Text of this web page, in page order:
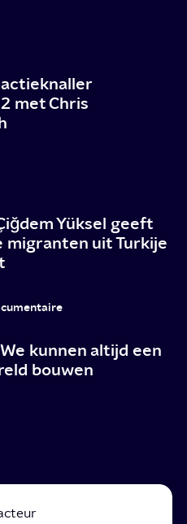
met Chris
Yüksel geeft
migranten uit Turkije
kunnen altijd een
bouwen